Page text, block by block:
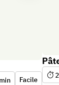
min Facile